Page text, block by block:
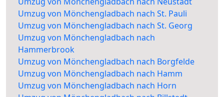
Umzug von Mönchengladbach nach St. Pauli
Umzug von Mönchengladbach nach St. Georg
Umzug von Mönchengladbach nach
Hammerbrook
Umzug von Mönchengladbach nach Borgfelde
Umzug von Mönchengladbach nach Hamm
Umzug von Mönchengladbach nach Horn